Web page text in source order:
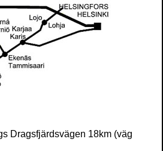
Dragsfjärdsvägen 18km (väg